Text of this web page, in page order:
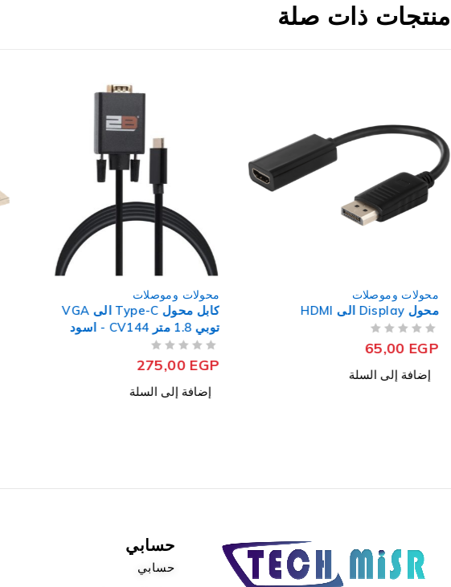
منتجات ذات صلة
محولات وموصلات
محول Display الى HDMI
65,00 EGP
إضافة إلى السلة
محولات وموصلات
كابل محول Type-C الى VGA
توبي 1.8 متر CV144 - اسود
275,00EGP
إضافة إلى السلة
حسابي
حسابي